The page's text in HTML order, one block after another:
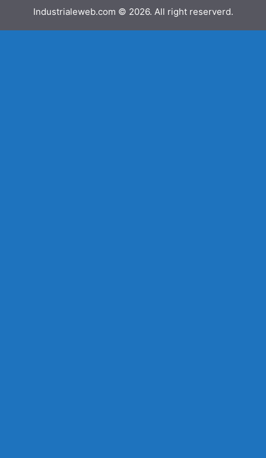
Industrialeweb.com © 2026. All right reserverd.